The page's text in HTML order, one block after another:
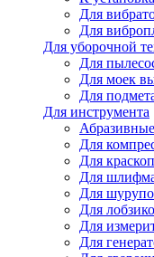
Для
Для
Для уборочной
Для
Для моек
Для
Для инструмента
Для
Для
Для
Для
Для
Для
Для